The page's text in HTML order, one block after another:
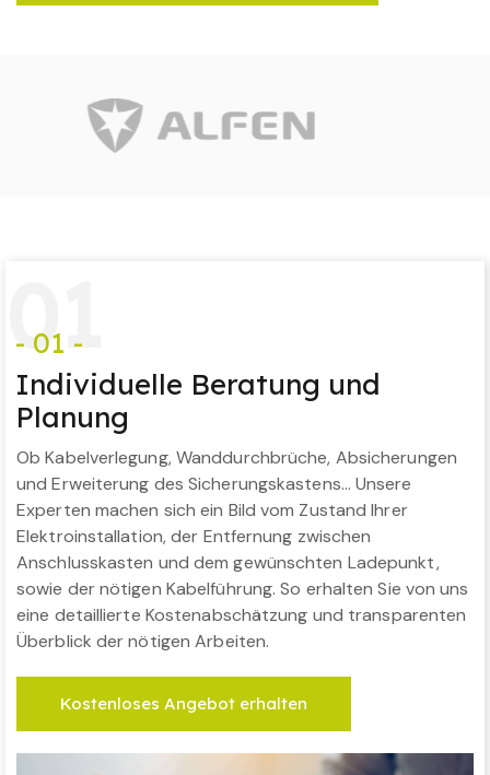
01
- 01 -
Individuelle Beratung und
Planung
Ob Kabelverlegung, Wanddurchbrüche, Absicherungen
und Erweiterung des Sicherungskastens… Unsere
Experten machen sich ein Bild vom Zustand Ihrer
Elektroinstallation, der Entfernung zwischen
Anschlusskasten und dem gewünschten Ladepunkt,
sowie der nötigen Kabelführung. So erhalten Sie von uns
eine detaillierte Kostenabschätzung und transparenten
Überblick der nötigen Arbeiten.
Kostenloses Angebot erhalten